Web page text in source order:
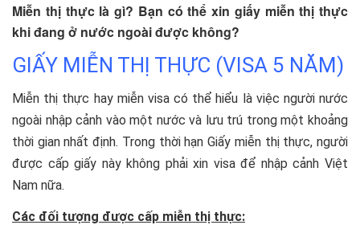
Miễn thị thực là gì? Bạn có thể xin giấy miễn thị thực
khi đang ở nước ngoài được không?
GIẤY MIỄN THỊ THỰC (VISA 5 NĂM)
Miễn thị thực hay miễn visa có thể hiểu là việc người nước
ngoài nhập cảnh vào một nước và lưu trú trong một khoảng
thời gian nhất định. Trong thời hạn Giấy miễn thị thực, người
được cấp giấy này không phải xin visa để nhập cảnh Việt
Nam nữa.
Các đối tượng được cấp miễn thị thực: